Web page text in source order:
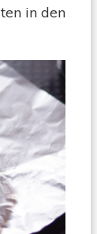
in den